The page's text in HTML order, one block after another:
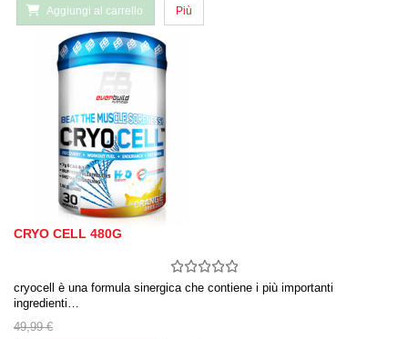
Aggiungi al carrello Più
CRYO CELL 480G
cryocell è una formula sinergica che contiene i più importanti
ingredienti…
49,99 €